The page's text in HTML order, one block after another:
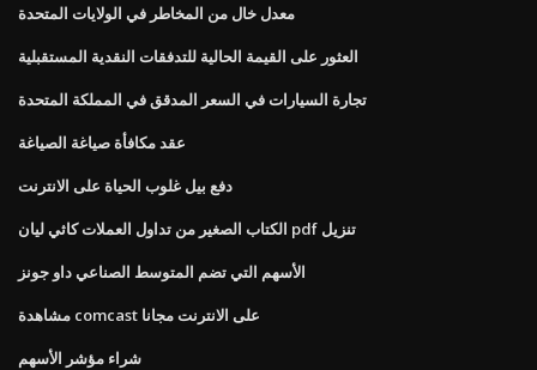
معدل خال من المخاطر في الولايات المتحدة
العثور على القيمة الحالية للتدفقات النقدية المستقبلية
تجارة السيارات في السعر المدقق في المملكة المتحدة
عقد مكافأة صياغة الصياغة
دفع بيل غلوب الحياة على الانترنت
الكتاب الصغير من تداول العملات كاثي ليان pdf تنزيل
الأسهم التي تضم المتوسط ​​الصناعي داو جونز
مشاهدة comcast على الانترنت مجانا
شراء مؤشر الأسهم